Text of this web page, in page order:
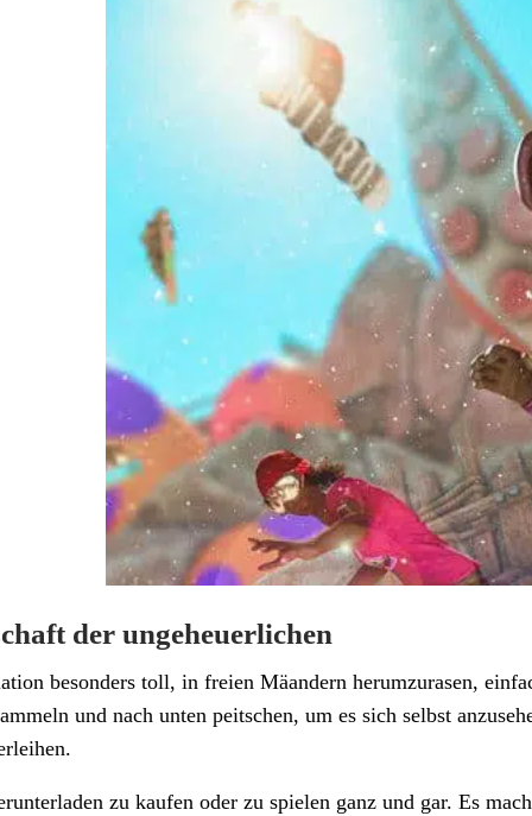
der ungeheuerlichen
besonders toll, in freien Mäandern herumzurasen,
und nach unten peitschen, um es sich selbst
zu kaufen oder zu spielen ganz und gar. Es